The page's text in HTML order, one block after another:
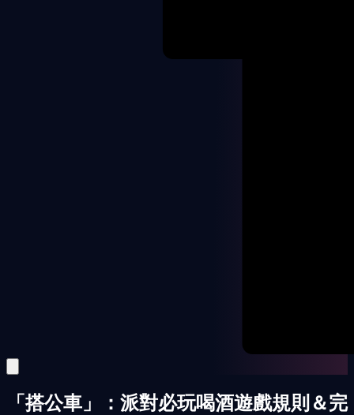
「搭公車」：派對必玩喝酒遊戲規則＆完